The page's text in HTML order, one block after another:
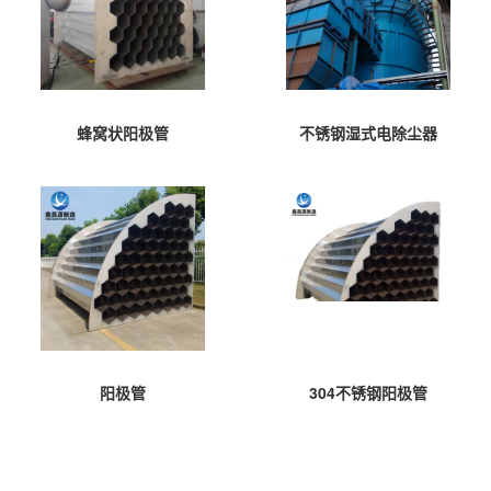
蜂窝状阳极管 不锈钢湿式电除尘器
阳极管 304不锈钢阳极管